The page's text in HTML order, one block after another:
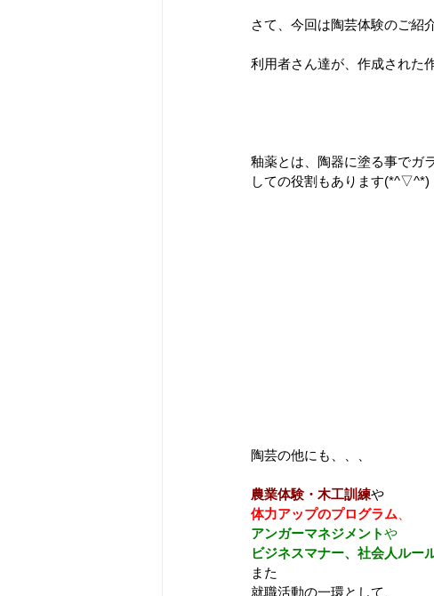
さて、今回は陶芸体験のご紹
利用者さん達が、作成された
釉薬とは、陶器に塗る事でガ
しての役割もあります(*^▽^*)
陶芸の他にも、、、
農業体験・木工訓練や
体力アップのプログラム
アンガーマネジメントや
ビジネスマナー、社会人ルー
また
就職活動の一環として、